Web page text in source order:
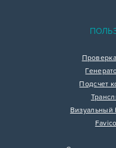
Подсчет
Визуальный